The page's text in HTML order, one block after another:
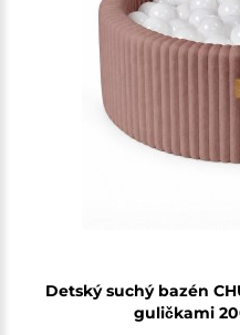
Detský suchý bazén
guličkami